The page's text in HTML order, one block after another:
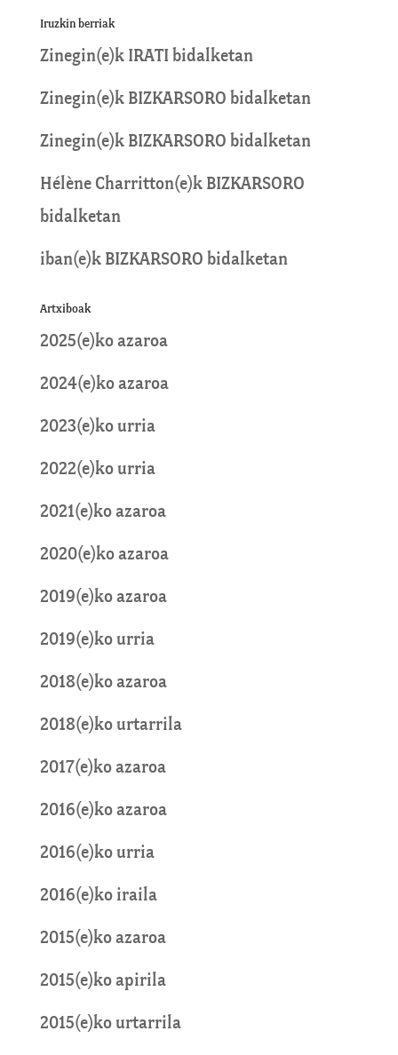
Iruzkin berriak
Zinegin(e)k IRATI bidalketan
Zinegin(e)k BIZKARSORO bidalketan
Zinegin(e)k BIZKARSORO bidalketan
Hélène Charritton(e)k BIZKARSORO
bidalketan
iban(e)k BIZKARSORO bidalketan
Artxiboak
2025(e)ko azaroa
2024(e)ko azaroa
2023(e)ko urria
2022(e)ko urria
2021(e)ko azaroa
2020(e)ko azaroa
2019(e)ko azaroa
2019(e)ko urria
2018(e)ko azaroa
2018(e)ko urtarrila
2017(e)ko azaroa
2016(e)ko azaroa
2016(e)ko urria
2016(e)ko iraila
2015(e)ko azaroa
2015(e)ko apirila
2015(e)ko urtarrila